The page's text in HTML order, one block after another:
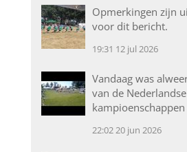
Opmerkingen zijn
voor dit bericht.
19:31 12 jul 2026
Vandaag was
van de Nederlandse
22:0220 jun 2026